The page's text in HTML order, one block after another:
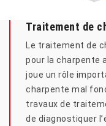
Traitement de
Le traitement de
pour la charpente
joue un rôle
charpente mal
travaux de
de diagnostiquer